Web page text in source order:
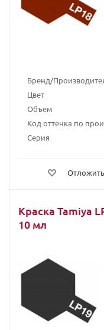
Бренд/
Цвет
Объем
Код оттенка по
Серия
Отложить
Краска Tamiya
10 мл